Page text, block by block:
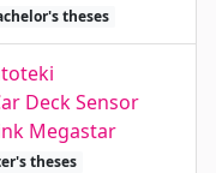
theses
Deck Sensor
Megastar
theses